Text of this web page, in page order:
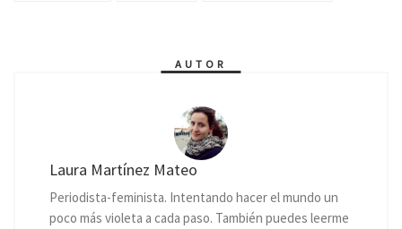
AUTOR
Laura Martínez Mateo
Periodista-feminista. Intentando hacer el mundo un
poco más violeta a cada paso. También puedes leerme